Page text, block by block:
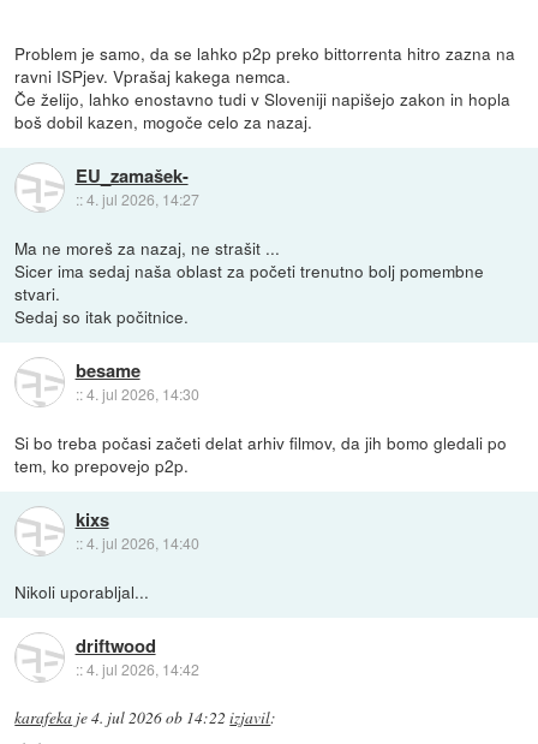
Problem je samo, da se lahko p2p preko bittorrenta hitro zazna na
ravni ISPjev. Vprašaj kakega nemca.
Če želijo, lahko enostavno tudi v Sloveniji napišejo zakon in hopla
boš dobil kazen, mogoče celo za nazaj.
EU_zamašek-
::4. jul 2026, 14:27
Ma ne moreš za nazaj, ne strašit ...
Sicer ima sedaj naša oblast za početi trenutno bolj pomembne
stvari.
Sedaj so itak počitnice.
besame
::4. jul 2026, 14:30
Si bo treba počasi začeti delat arhiv filmov, da jih bomo gledali po
tem, ko prepovejo p2p.
kixs
::4. jul 2026, 14:40
Nikoli uporabljal...
driftwood
::4. jul 2026, 14:42
karafeka je4. jul 2026 ob 14:22 izjavil: